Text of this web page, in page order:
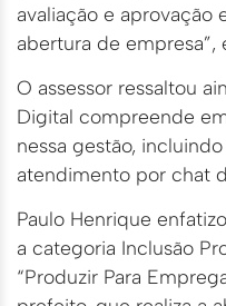
avaliação e aprovação
abertura de empresa”,
O assessor ressaltou
Digital compreende
nessa gestão,
atendimento por chat
Paulo Henrique
a categoria Inclusão
“Produzir Para